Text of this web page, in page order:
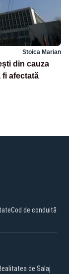
Stoica Marian
din cauza
afectată
Cod de conduită
de Salaj